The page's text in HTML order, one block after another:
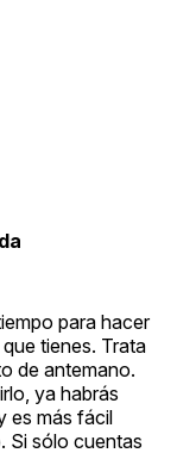
para hacer
tienes. Trata
de antemano.
ya habrás
es más fácil
Si sólo cuentas